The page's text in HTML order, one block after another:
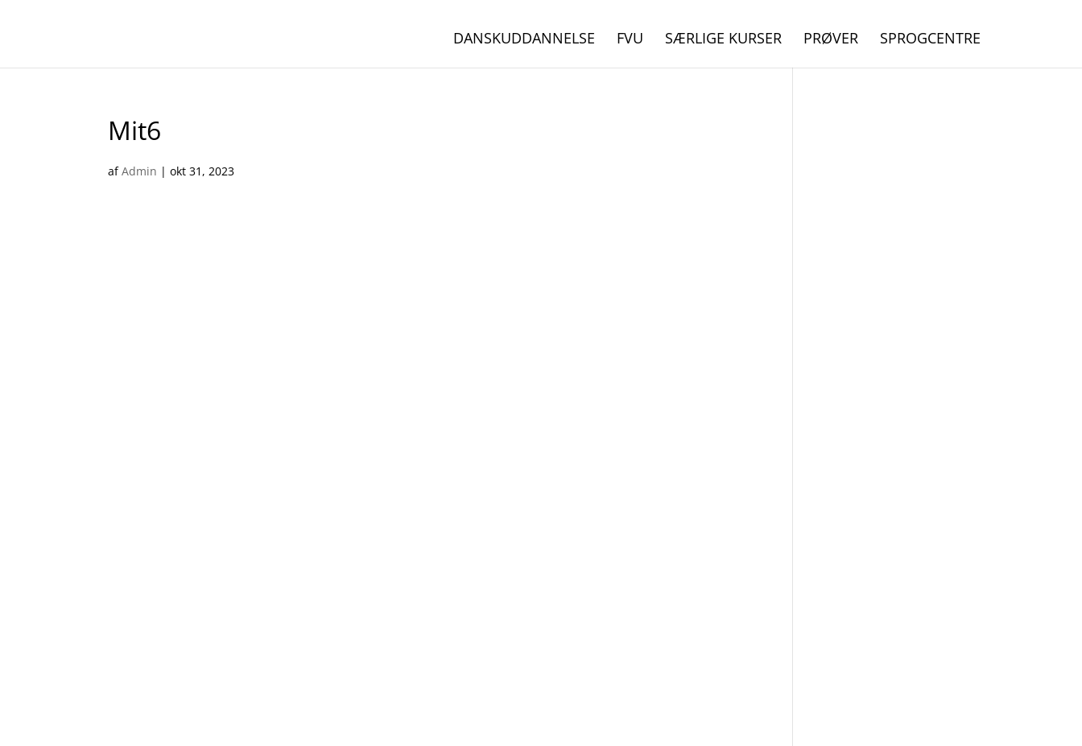
DANSKUDDANNELSE FVU SÆRLIGE KURSER PRØVER SPROGCENTRE
Mit6
afAdmin |okt 31, 2023